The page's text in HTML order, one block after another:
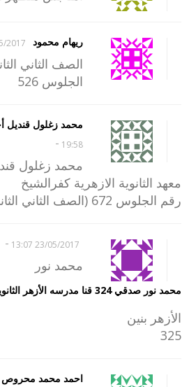
ريهام محمود 15:56
الصف الثاني
الجلوس 526
محمد زغلول قنديل
19:58
-
محمد زغلول
معهد الثانوية الازهرية كفرالشيخ
رقم الجلوس 672 (الصف الثاني الثانوي )
محمد نور صدقي 324 قنا مدرسه الأزهر الثانويه بنين
23/05/2017 13:07
-
محمد نور
الأزهر بنين
325
احمد محمد محروص